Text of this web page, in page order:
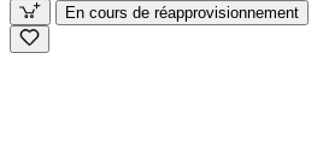
En cours de réapprovisionnement